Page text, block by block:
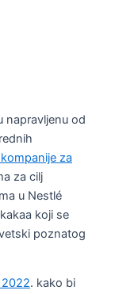
napravljenu od
za
za cilj
u Nestlé
koji se
poznatog
. kako bi